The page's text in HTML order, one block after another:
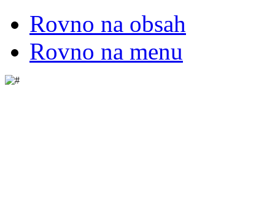
Rovno na obsah
Rovno na menu